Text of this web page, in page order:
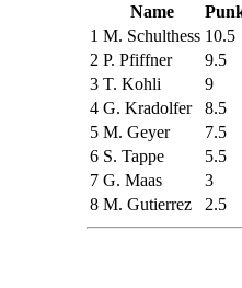
Name
1 M. Schulthess 10.5
2 P. Pfiffner 9.5
3 T. Kohli 9
4 G. Kradolfer 8.5
5 M. Geyer 7.5
6 S. Tappe 5.5
7 G. Maas 3
8 M. Gutierrez 2.5